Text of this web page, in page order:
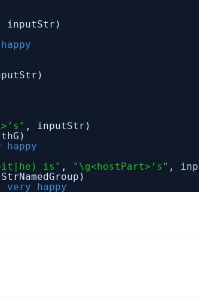
inputStr)
, inputStr)
is" , "\g<hostPart>’s" ,
very happy